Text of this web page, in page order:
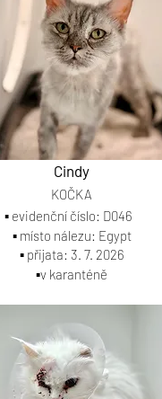
Cindy
▪️ evidenční číslo: D046
▪️ místo nálezu: Egypt
▪️ přijata: 3. 7. 2026
▪️v karanténě
KOČKA